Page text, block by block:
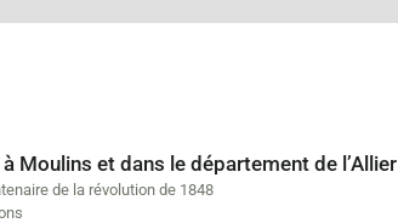
Moulins et dans le département de l’Allier
de la révolution de 1848